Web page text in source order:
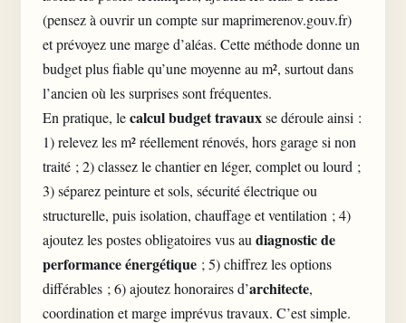
(pensez à ouvrir un compte sur maprimerenov.gouv.fr)
et prévoyez une marge d’aléas. Cette méthode donne un
budget plus fiable qu’une moyenne au m², surtout dans
l’ancien où les surprises sont fréquentes.
En pratique, lecalcul budget travauxse déroule ainsi :
1) relevez les m² réellement rénovés, hors garage si non
traité ; 2) classez le chantier en léger, complet ou lourd ;
3) séparez peinture et sols, sécurité électrique ou
structurelle, puisisolation, chauffage et ventilation ; 4)
ajoutez les postes obligatoires vus au diagnostic de
performance énergétique ; 5) chiffrez les options
différables ; 6) ajoutez honoraires d’architecte,
coordination et marge imprévus travaux. C’est simple.